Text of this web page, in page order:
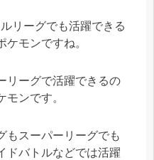
リーグでも活躍できる
ケモンですね。
リーグで活躍できるの
ンです。
もスーパーリーグでも
ドバトルなどでは活躍